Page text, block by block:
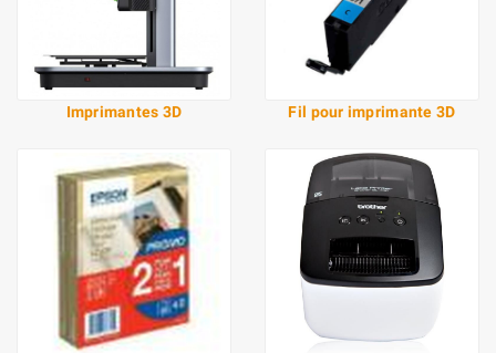
Imprimantes 3D Fil pour imprimante 3D